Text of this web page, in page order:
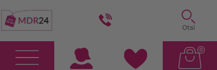
Otsi
0